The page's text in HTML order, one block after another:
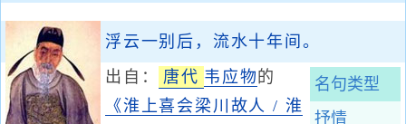
浮云一别后，流水十年间。
名句类型
抒情
出自： 唐代 韦应物 的
《淮上喜会梁川故人 / 淮